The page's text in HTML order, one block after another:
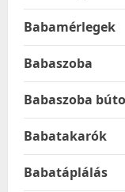
Babamérlegek
Babaszoba
Babaszoba
Babatakarók
Babatáplálás